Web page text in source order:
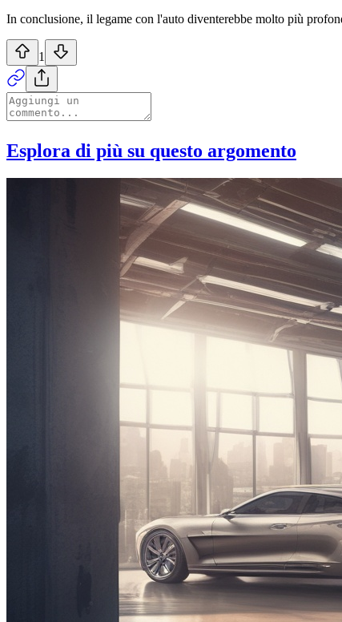
In conclusione, il legame con l'auto diventerebbe molto più
1
Esplora di più su questo argomento